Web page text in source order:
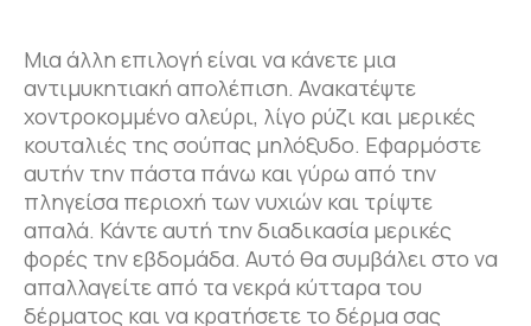
Μια άλλη επιλογή είναι να κάνετε μια
αντιμυκητιακή απολέπιση. Ανακατέψτε
χοντροκομμένο αλεύρι, λίγο ρύζι και μερικές
κουταλιές της σούπας μηλόξυδο. Εφαρμόστε
αυτήν την πάστα πάνω και γύρω από την
πληγείσα περιοχή των νυχιών και τρίψτε
απαλά. Κάντε αυτή την διαδικασία μερικές
φορές την εβδομάδα. Αυτό θα συμβάλει στο να
απαλλαγείτε από τα νεκρά κύτταρα του
δέρματος και να κρατήσετε το δέρμα σας